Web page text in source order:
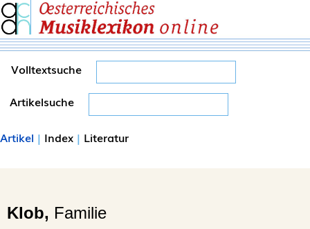
Volltextsuche
Artikelsuche
Artikel | Index | Literatur
Klob, Familie